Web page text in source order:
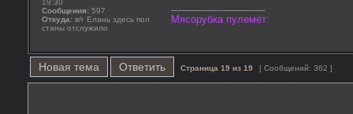
19:30
Сообщения: 597
Откуда: в/г Елань здесь пол
станы отслужило
Мясорубка пулемёт:
Новая тема Ответить Страница 19 из 19 [ Сообщений: 362 ]